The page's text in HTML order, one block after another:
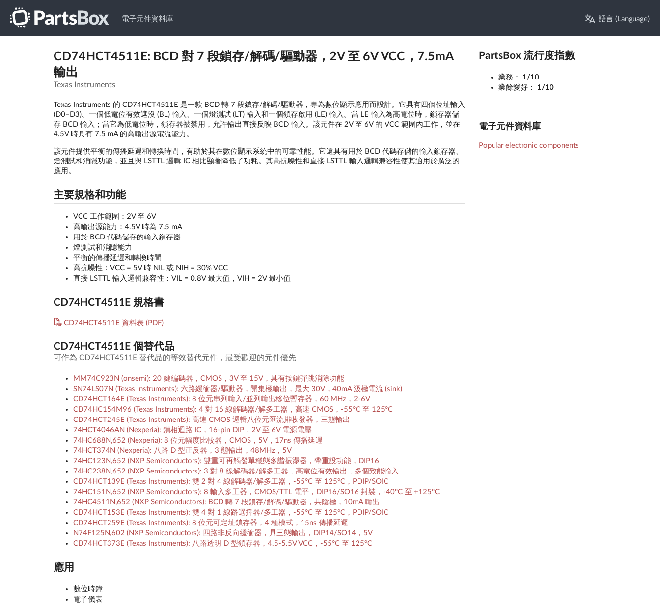
電子元件資料庫 語言 (Language)
CD74HCT4511E: BCD 對 7 段鎖存/解碼/驅動器，2V 至 6V VCC，7.5mA
輸出
Texas Instruments
Texas Instruments 的 CD74HCT4511E 是一款 BCD 轉 7 段鎖存/解碼/驅動器，專為數位顯示應用而設計。它具有四個位址輸入
(D0−D3)、一個低電位有效遮沒 (BL) 輸入、一個燈測試 (LT) 輸入和一個鎖存啟用 (LE) 輸入。當 LE 輸入為高電位時，鎖存器儲
存 BCD 輸入；當它為低電位時，鎖存器被禁用，允許輸出直接反映 BCD 輸入。該元件在 2V 至 6V 的 VCC 範圍內工作，並在
4.5V 時具有 7.5 mA 的高輸出源電流能力。
該元件提供平衡的傳播延遲和轉換時間，有助於其在數位顯示系統中的可靠性能。它還具有用於 BCD 代碼存儲的輸入鎖存器、
燈測試和消隱功能，並且與 LSTTL 邏輯 IC 相比顯著降低了功耗。其高抗噪性和直接 LSTTL 輸入邏輯兼容性使其適用於廣泛的
應用。
主要規格和功能
VCC 工作範圍：2V 至 6V
高輸出源能力：4.5V 時為 7.5 mA
用於 BCD 代碼儲存的輸入鎖存器
燈測試和消隱能力
平衡的傳播延遲和轉換時間
高抗噪性：VCC = 5V 時 NIL 或 NIH = 30% VCC
直接 LSTTL 輸入邏輯兼容性：VIL = 0.8V 最大值，VIH = 2V 最小值
CD74HCT4511E 規格書
CD74HCT4511E 資料表 (PDF)
CD74HCT4511E 個替代品
可作為 CD74HCT4511E 替代品的等效替代元件，最受歡迎的元件優先
MM74C923N (onsemi): 20 鍵編碼器，CMOS，3V 至 15V，具有按鍵彈跳消除功能
SN74LS07N (Texas Instruments): 六路緩衝器/驅動器，開集極輸出，最大 30V，40mA 汲極電流 (sink)
CD74HCT164E (Texas Instruments): 8 位元串列輸入/並列輸出移位暫存器，60 MHz，2-6V
CD74HC154M96 (Texas Instruments): 4 對 16 線解碼器/解多工器，高速 CMOS，-55°C 至 125°C
CD74HCT245E (Texas Instruments): 高速 CMOS 邏輯八位元匯流排收發器，三態輸出
74HCT4046AN (Nexperia): 鎖相迴路 IC，16-pin DIP，2V 至 6V 電源電壓
74HC688N,652 (Nexperia): 8 位元幅度比較器，CMOS，5V，17ns 傳播延遲
74HCT374N (Nexperia): 八路 D 型正反器，3 態輸出，48MHz，5V
74HC123N,652 (NXP Semiconductors): 雙重可再觸發單穩態多諧振盪器，帶重設功能，DIP16
74HC238N,652 (NXP Semiconductors): 3 對 8 線解碼器/解多工器，高電位有效輸出，多個致能輸入
CD74HCT139E (Texas Instruments): 雙 2 對 4 線解碼器/解多工器，-55°C 至 125°C，PDIP/SOIC
74HC151N,652 (NXP Semiconductors): 8 輸入多工器，CMOS/TTL 電平，DIP16/SO16 封裝，-40°C 至 +125°C
74HC4511N,652 (NXP Semiconductors): BCD 轉 7 段鎖存/解碼/驅動器，共陰極，10mA 輸出
CD74HCT153E (Texas Instruments): 雙 4 對 1 線路選擇器/多工器，-55°C 至 125°C，PDIP/SOIC
CD74HCT259E (Texas Instruments): 8 位元可定址鎖存器，4 種模式，15ns 傳播延遲
N74F125N,602 (NXP Semiconductors): 四路非反向緩衝器，具三態輸出，DIP14/SO14，5V
CD74HCT373E (Texas Instruments): 八路透明 D 型鎖存器，4.5-5.5V VCC，-55°C 至 125°C
應用
數位時鐘
電子儀表
PartsBox 流行度指數
業務：
1/10
業餘愛好：
1/10
電子元件資料庫
Popular electronic components